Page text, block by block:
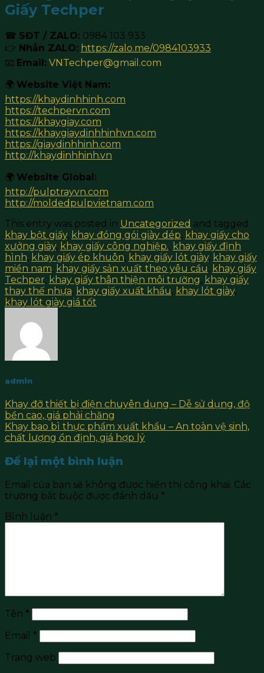
Giấy Techper
☎ SĐT / ZALO: 0984 103 933
👉 Nhắn ZALO: https://zalo.me/0984103933
📧 Email: VNTechper@gmail.com
🌍 Website Việt Nam:
https://khaydinhhinh.com
https://techpervn.com
https://khaygiay.com
https://khaygiaydinhhinhvn.com
https://giaydinhhinh.com
http://khaydinhhinh.vn
🌍 Website Global:
http://pulptrayvn.com
http://moldedpulpvietnam.com
This entry was posted in Uncategorized and tagged
khay bột giấy, khay đóng gói giày dép, khay giấy cho
xưởng giày, khay giấy công nghiệp., khay giấy định
hình, khay giấy ép khuôn, khay giấy lót giày, khay giấy
miền nam, khay giấy sản xuất theo yêu cầu, khay giấy
Techper, khay giấy thân thiện môi trường, khay giấy
thay thế nhựa, khay giấy xuất khẩu, khay lót giày,
khay lót giày giá tốt.
admin
Khay đỡ thiết bị điện chuyên dụng – Dễ sử dụng, độ
bền cao, giá phải chăng
Khay bao bì thực phẩm xuất khẩu – An toàn vệ sinh,
chất lượng ổn định, giá hợp lý
Để lại một bình luận
Email của bạn sẽ không được hiển thị công khai. Các
trường bắt buộc được đánh dấu *
Bình luận *
Tên *
Email
*
Trang web